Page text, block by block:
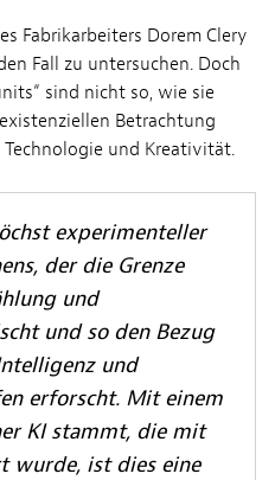
Fabrikarbeiters Dorem Clery
Fall zu untersuchen. Doch
sind nicht so, wie sie
Betrachtung
und Kreativität.
experimenteller
der die Grenze
und
und so den Bezug
und
erforscht. Mit einem
KI stammt, die mit
wurde, ist dies eine